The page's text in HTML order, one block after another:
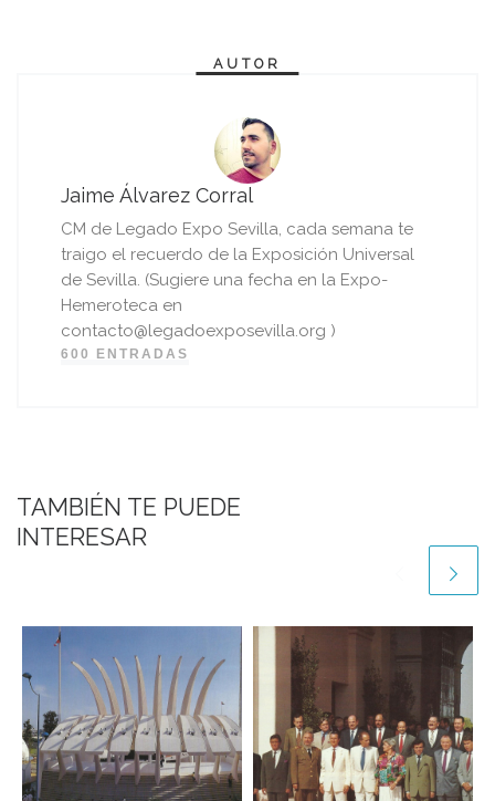
AUTOR
Jaime Álvarez Corral
CM de Legado Expo Sevilla, cada semana te
traigo el recuerdo de la Exposición Universal
de Sevilla. (Sugiere una fecha en la Expo-
Hemeroteca en
contacto@legadoexposevilla.org )
600 ENTRADAS
TAMBIÉN TE PUEDE
INTERESAR